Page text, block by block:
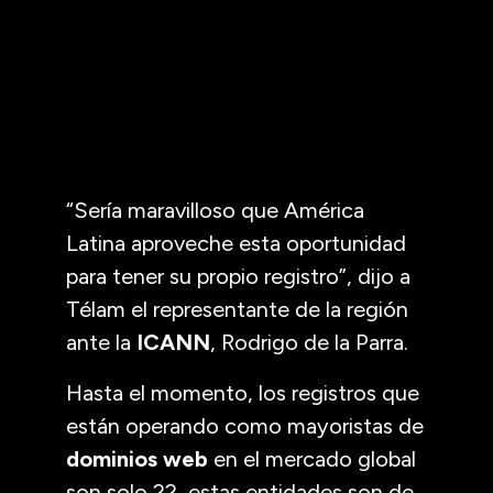
“Sería maravilloso que América
Latina aproveche esta oportunidad
para tener su propio registro”, dijo a
Télam el representante de la región
ante la ICANN, Rodrigo de la Parra.
Hasta el momento, los registros que
están operando como mayoristas de
dominios web en el mercado global